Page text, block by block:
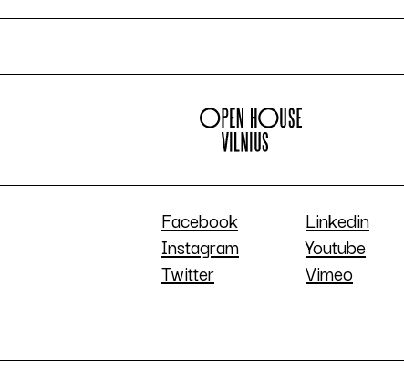
Facebook
Instagram
Twitter
Linkedin
Youtube
Vimeo